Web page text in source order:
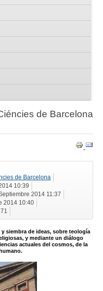
de Barcelona
de Barcelona
10:39
2014 11:37
2014 10:40
siembra de ideas, sobre teología
y mediante un diálogo
actuales del cosmos, de la